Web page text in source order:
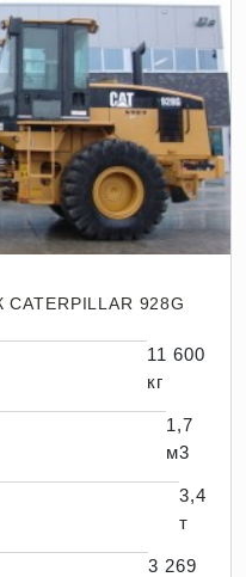
928G
11 600
кг
1,7
м3
3,4
т
3 269